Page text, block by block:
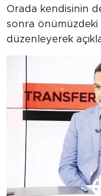
Orada kendisinin
sonra önümüzdeki
düzenleyerek